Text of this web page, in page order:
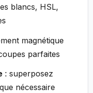
blancs, HSL,
magnétique
parfaites
: superposez
nécessaire